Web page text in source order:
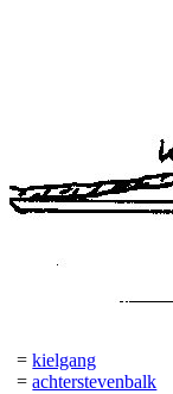
=kielgang
=achterstevenbalk